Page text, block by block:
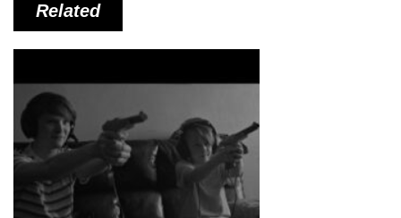
Related